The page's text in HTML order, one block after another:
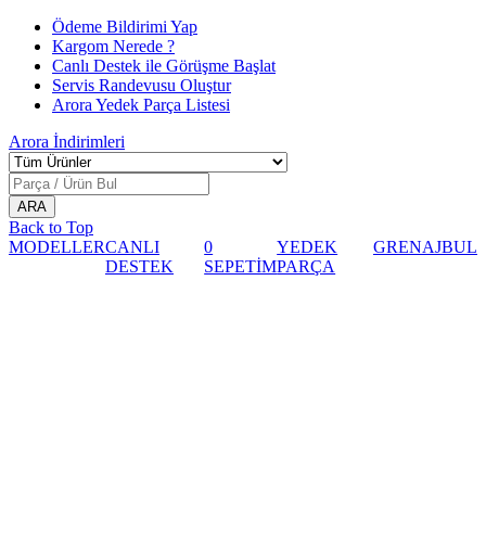
Ödeme Bildirimi Yap
Kargom Nerede ?
Canlı Destek ile Görüşme Başlat
Servis Randevusu Oluştur
Arora Yedek Parça Listesi
Arora İndirimleri
Back to Top
MODELLERCANLI
DESTEK
0
SEPETİM
YEDEK
PARÇA
GRENAJBUL